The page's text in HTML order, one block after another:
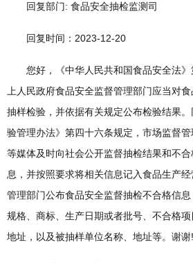
回复部门: 食品安全抽检监测司
回复时间：2023-12-20
您好，《中华人民共和国食品安全法》
上人民政府食品安全监督管理部门应当对
抽样检验，并依据有关规定公布检验结果
验管理办法》第四十六条规定，市场监督
等媒体及时向社会公开监督抽检结果和不
息，并按照要求将相关信息记入食品生产
管理部门公布食品安全监督抽检不合格信息
规格、商标、生产日期或者批号、不合格项
地址，以及被抽样单位名称、地址等。谢谢!